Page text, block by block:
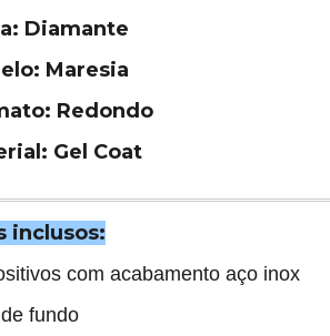
Diamante
Maresia
Redondo
Gel Coat
inclusos:
com acabamento aço inox
fundo